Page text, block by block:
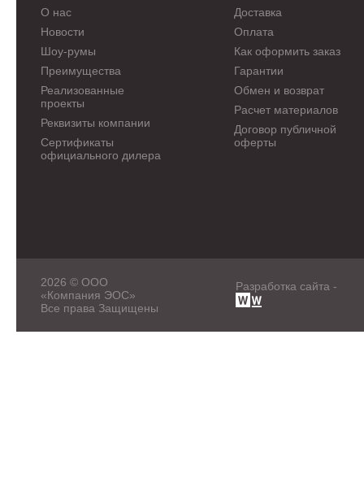
О нас
Новости
Шоу-румы
Преимущества
Реализованные
проекты
Реквизиты компании
Сертификаты
официального дилера
Доставка
Оплата
Как оформить заказ
Гарантии
Обмен и возврат
Расчет материалов
Договор публичной
оферты
2026 © ООО
«Компания ЭОС»
Все права Защищены
Разработка сайта -